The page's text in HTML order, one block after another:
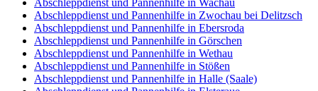
Abschleppdienst und Pannenhilfe in Zwochau bei Delitzsch
Abschleppdienst und Pannenhilfe in Ebersroda
Abschleppdienst und Pannenhilfe in Görschen
Abschleppdienst und Pannenhilfe in Wethau
Abschleppdienst und Pannenhilfe in Stößen
Abschleppdienst und Pannenhilfe in Halle (Saale)